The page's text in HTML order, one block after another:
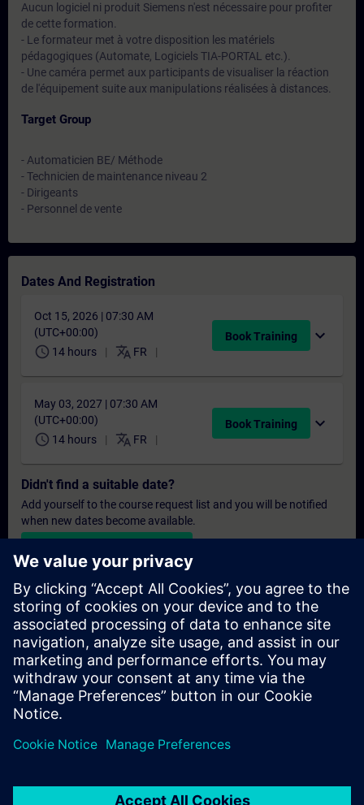
Aucun logiciel ni produit Siemens n'est nécessaire pour profiter
de cette formation.
- Le formateur met à votre disposition les matériels
pédagogiques (Automate, Logiciels TIA-PORTAL etc.).
- Une caméra permet aux participants de visualiser la réaction
de l'équipement suite aux manipulations réalisées à distances.
Target Group
- Automaticien BE/ Méthode
- Technicien de maintenance niveau 2
- Dirigeants
- Personnel de vente
Dates And Registration
Oct 15, 2026 | 07:30 AM
(UTC+00:00)
schedule 14 hours translate FR
Book Training expand_more
May 03, 2027 | 07:30 AM
(UTC+00:00)
schedule 14 hours translate FR
Book Training expand_more
Didn't find a suitable date?
Add yourself to the course request list and you will be notified
when new dates become available.
Personalised Quotation
If you require a standard list price quotation for this training, for
example for your purchasing department, then please click the
link below. You first need to provide some personal details and
after this a quotation will be emailed to you.
Provide Quotation